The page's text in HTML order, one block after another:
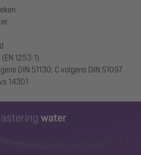
1253-1)
DIN 51130; C volgens DIN 51097